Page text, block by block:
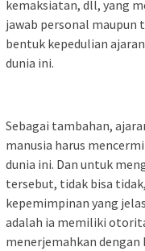
kemaksiatan, dll, yang
jawab personal maupun
bentuk kepedulian
dunia ini.
Sebagai tambahan,
manusia harus
dunia ini. Dan untuk
tersebut, tidak bisa
kepemimpinan yang
adalah ia memiliki
menerjemahkan